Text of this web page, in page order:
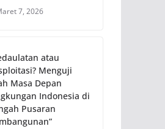
7, 2026
atau
Menguji
Masa Depan
Indonesia di
Pusaran